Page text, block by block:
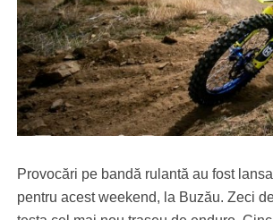
Provocări pe bandă rulantă au fost
pentru acest weekend, la Buzău. Zeci